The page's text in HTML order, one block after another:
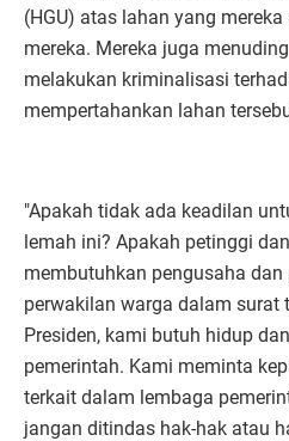
(HGU) atas lahan yang
mereka. Mereka juga
melakukan kriminalisasi
mempertahankan lahan
"Apakah tidak ada keadilan
lemah ini? Apakah petinggi
membutuhkan pengusaha
perwakilan warga dalam surat
Presiden, kami butuh hidup
pemerintah. Kami meminta
terkait dalam lembaga
jangan ditindas hak-hak atau